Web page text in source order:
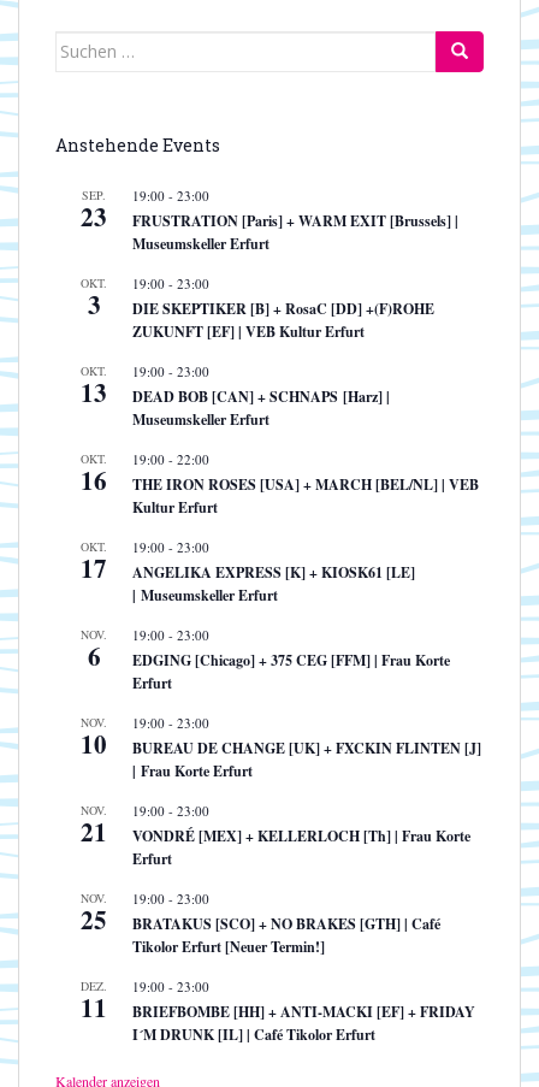
Suchen
Anstehende Events
SEP.
23
19:00 - 23:00
FRUSTRATION [Paris] + WARM EXIT [Brussels] |
Museumskeller Erfurt
OKT.
3
19:00 - 23:00
DIE SKEPTIKER [B] + RosaC [DD] +(F)ROHE
ZUKUNFT [EF] | VEB Kultur Erfurt
OKT.
13
19:00 - 23:00
DEAD BOB [CAN] + SCHNAPS [Harz] |
Museumskeller Erfurt
OKT.
16
19:00 - 22:00
THE IRON ROSES [USA] + MARCH [BEL/NL] | VEB
Kultur Erfurt
OKT.
17
19:00 - 23:00
ANGELIKA EXPRESS [K] + KIOSK61 [LE]
| Museumskeller Erfurt
NOV.
6
19:00 - 23:00
EDGING [Chicago] + 375 CEG [FFM] | Frau Korte
Erfurt
NOV.
10
19:00 - 23:00
BUREAU DE CHANGE [UK] + FXCKIN FLINTEN [J]
| Frau Korte Erfurt
NOV.
21
19:00 - 23:00
VONDRÉ [MEX] + KELLERLOCH [Th] | Frau Korte
Erfurt
NOV.
25
19:00 - 23:00
BRATAKUS [SCO] + NO BRAKES [GTH] | Café
Tikolor Erfurt [Neuer Termin!]
DEZ.
11
19:00 - 23:00
BRIEFBOMBE [HH] + ANTI-MACKI [EF] + FRIDAY
I´M DRUNK [IL] | Café Tikolor Erfurt
Kalender anzeigen